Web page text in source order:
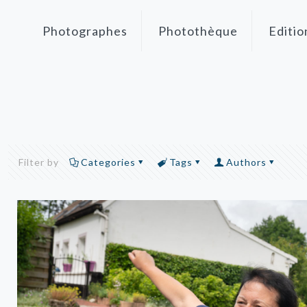
Photographes Photothèque
Filter by Categories Tags Authors